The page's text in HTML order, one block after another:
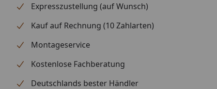
Optional
erhältlich
(siehe Reiter
"Zubehör")
Blendenabdeckungen (aus
Aluminium + Spezialschrauben)
Für eine optimale Abdichtung
des Daches an den
Expresszustellung (auf Wunsch)
Kauf auf Rechnung (10 Zahlarten)
Montageservice
Kostenlose Fachberatung
Deutschlands bester Händler